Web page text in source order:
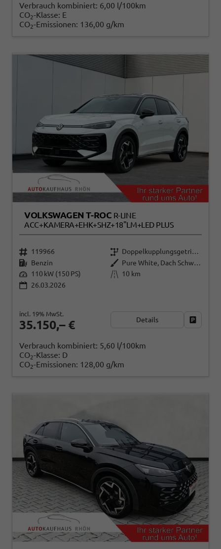
Verbrauch kombiniert: 6,00 l/100km
CO2-Klasse: E
CO2-Emissionen: 136,00 g/km
VOLKSWAGEN T-ROC R-LINE
ACC+KAMERA+EHK+SHZ+18"LM+LED PLUS
119966
Doppelkupplungsgetriebe (DSG)
Benzin
Pure White, Dach Schwarz
110 kW (150 PS)
10 km
26.03.2026
35.150,– €
incl. 19% MwSt.
Details
Verbrauch kombiniert: 5,60 l/100km
CO2-Klasse: D
CO2-Emissionen: 128,00 g/km